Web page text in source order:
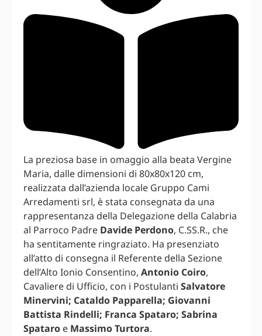
La preziosa base in omaggio alla beata Vergine
Maria, dalle dimensioni di 80x80x120 cm,
realizzata dall’azienda locale Gruppo Cami
Arredamenti srl, è stata consegnata da una
rappresentanza della Delegazione della Calabria
al Parroco Padre Davide Perdono, C.SS.R., che
ha sentitamente ringraziato. Ha presenziato
all’atto di consegna il Referente della Sezione
dell’Alto Ionio Consentino, Antonio Coiro,
Cavaliere di Ufficio, con i Postulanti Salvatore
Minervini; Cataldo Papparella; Giovanni
Battista Rindelli; Franca Spataro; Sabrina
Spataro e Massimo Turtora.